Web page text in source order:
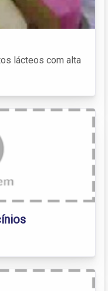
lácteos com alta